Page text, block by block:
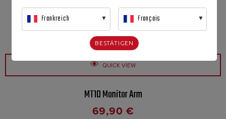
QUICK VIEW
MT10 Monitor Arm
69,90 €
Frankreich Français
BESTÄTIGEN